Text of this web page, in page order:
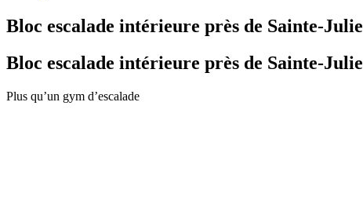
Bloc escalade intérieure près de Sainte-Julie
Bloc escalade intérieure près de Sainte-Julie
Plus qu’un gym d’escalade